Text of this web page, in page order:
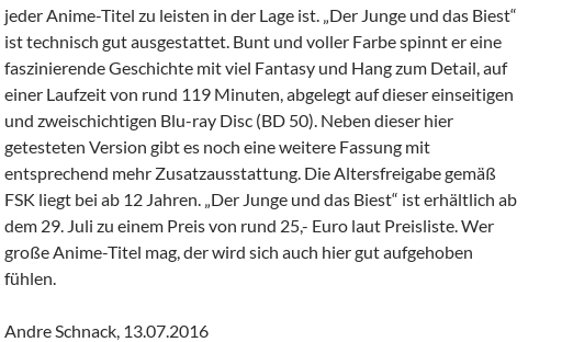
jeder Anime-Titel zu leisten in der Lage ist. „Der Junge und das Biest“
ist technisch gut ausgestattet. Bunt und voller Farbe spinnt er eine
faszinierende Geschichte mit viel Fantasy und Hang zum Detail, auf
einer Laufzeit von rund 119 Minuten, abgelegt auf dieser einseitigen
und zweischichtigen Blu-ray Disc (BD 50). Neben dieser hier
getesteten Version gibt es noch eine weitere Fassung mit
entsprechend mehr Zusatzausstattung. Die Altersfreigabe gemäß
FSK liegt bei ab 12 Jahren. „Der Junge und das Biest“ ist erhältlich ab
dem 29. Juli zu einem Preis von rund 25,- Euro laut Preisliste. Wer
große Anime-Titel mag, der wird sich auch hier gut aufgehoben
fühlen.
Andre Schnack, 13.07.2016